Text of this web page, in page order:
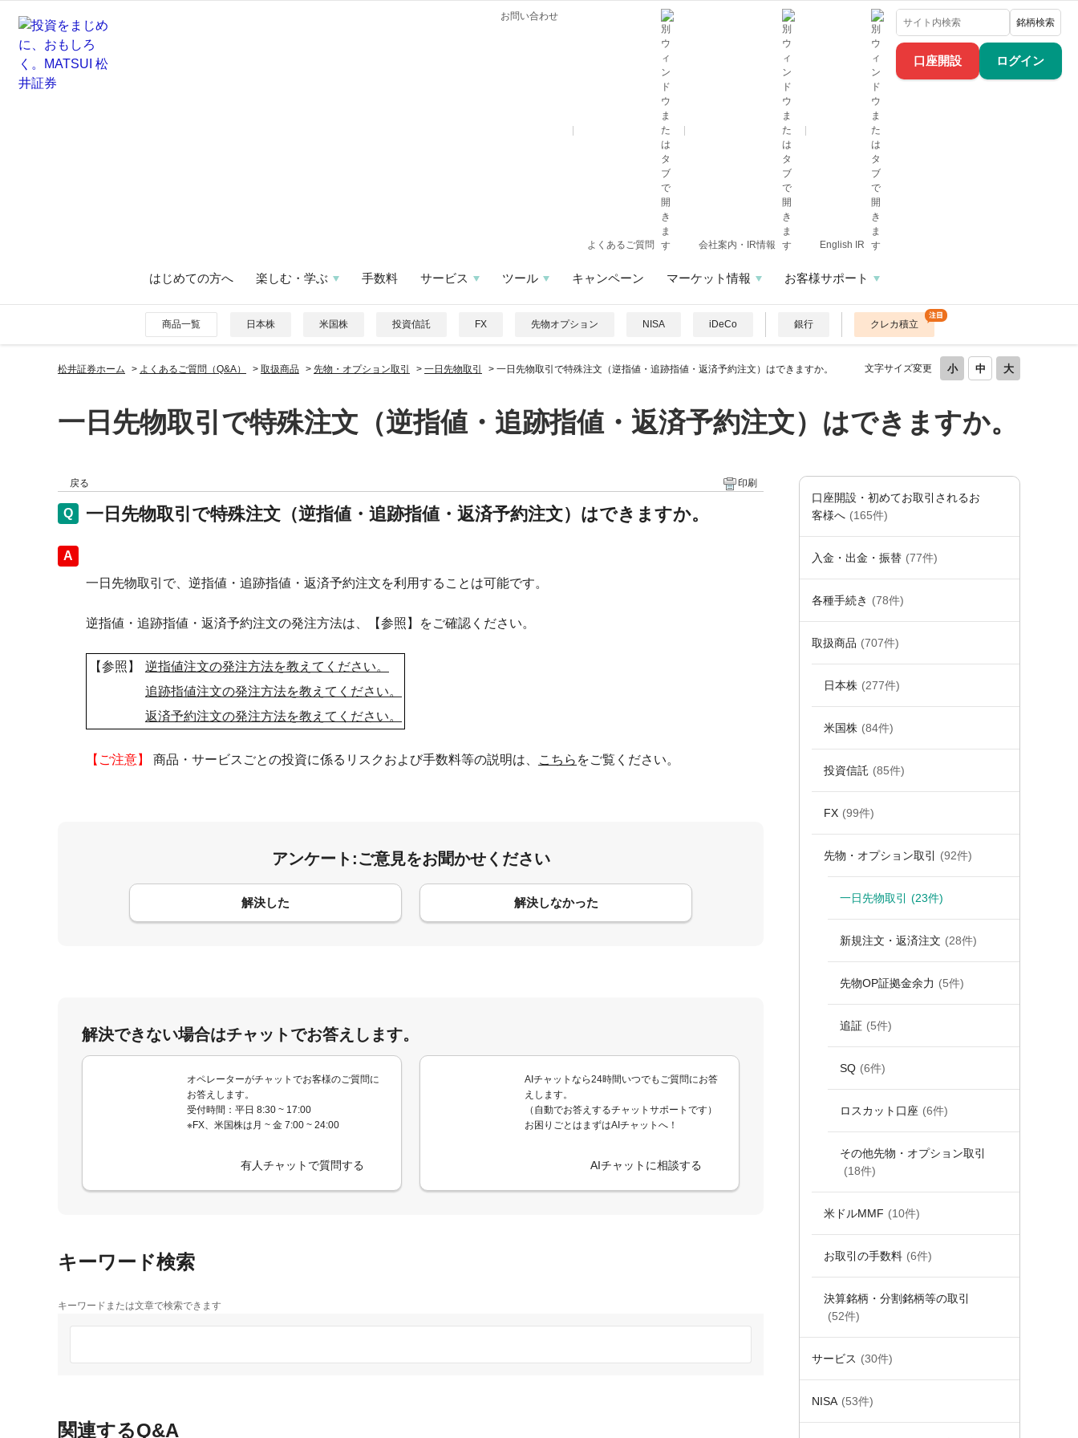
口座開設 ログイン
お問い合わせ
よくあるご質問 会社案内・IR情報 English IR
銘柄検索
はじめての方へ 楽しむ・学ぶ 手数料 サービス ツール キャンペーン マーケット情報 お客様サポート
商品一覧 日本株 米国株 投資信託 FX 先物オプション NISA iDeCo 銀行 クレカ積立
文字サイズ変更
松井証券ホーム > よくあるご質問（Q&A） > 取扱商品 > 先物・オプション取引 > 一日先物取引 > 一日先物取引で特殊注文（逆指値・追跡指値・返済予約注文）はできますか。
一日先物取引で特殊注文（逆指値・追跡指値・返済予約注文）はできますか。
口座開設・初めてお取引されるお
客様へ (165件)
入金・出金・振替 (77件)
各種手続き (78件)
取扱商品 (707件)
日本株 (277件)
米国株 (84件)
投資信託 (85件)
FX (99件)
先物・オプション取引 (92件)
一日先物取引 (23件)
新規注文・返済注文 (28件)
先物OP証拠金余力 (5件)
追証 (5件)
SQ (6件)
ロスカット口座 (6件)
その他先物・オプション取引
(18件)
米ドルMMF (10件)
お取引の手数料 (6件)
決算銘柄・分割銘柄等の取引
(52件)
サービス (30件)
NISA (53件)
戻る 印刷
一日先物取引で特殊注文（逆指値・追跡指値・返済予約注文）はできますか。
回答
一日先物取引で、逆指値・追跡指値・返済予約注文を利用することは可能です。
逆指値・追跡指値・返済予約注文の発注方法は、【参照】をご確認ください。
【参照】
逆指値注文の発注方法を教えてください。
追跡指値注文の発注方法を教えてください。
返済予約注文の発注方法を教えてください。
【ご注意】 商品・サービスごとの投資に係るリスクおよび手数料等の説明は、 こちら をご覧ください。
アンケート:ご意見をお聞かせください
解決した 解決しなかった
コメント
解決できない場合はチャットでお答えします。
オペレーターがチャットでお客様のご質問に
お答えします。
受付時間：平日 8:30 ~ 17:00
※FX、米国株は月 ~ 金 7:00 ~ 24:00
有人チャットで質問する
AIチャットなら24時間いつでもご質問にお答
えします。
（自動でお答えするチャットサポートです）
お困りごとはまずはAIチャットへ！
AIチャットに相談する
キーワード検索
キーワードまたは文章で検索できます
関連するQ&A